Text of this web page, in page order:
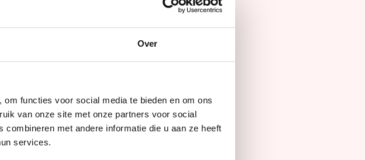
Over
functies voor social media te bieden en om ons
van onze site met onze partners voor social
met andere informatie die u aan ze heeft
services.